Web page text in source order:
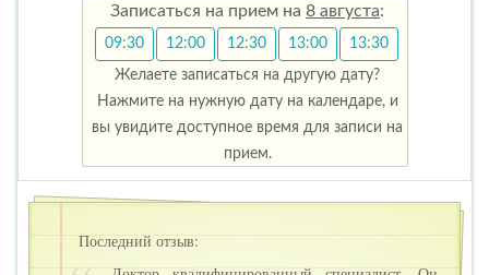
Записаться на прием на 8 августа:
09:30 12:00 12:30 13:00 13:30
Желаете записаться на другую дату?
Нажмите на нужную дату на календаре, и
вы увидите доступное время для записи на
прием.
Последний отзыв: